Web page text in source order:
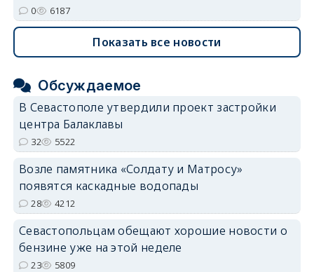
0 6187
Показать все новости
Обсуждаемое
В Севастополе утвердили проект застройки
центра Балаклавы
32 5522
Возле памятника «Солдату и Матросу»
появятся каскадные водопады
28 4212
Севастопольцам обещают хорошие новости о
бензине уже на этой неделе
23 5809